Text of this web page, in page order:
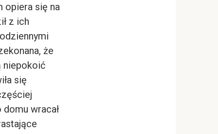
opiera się na
z ich
że
niepokoić
się
wracał